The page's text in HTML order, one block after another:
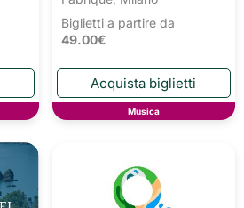
Biglietti a partire da
49.00€
Musica